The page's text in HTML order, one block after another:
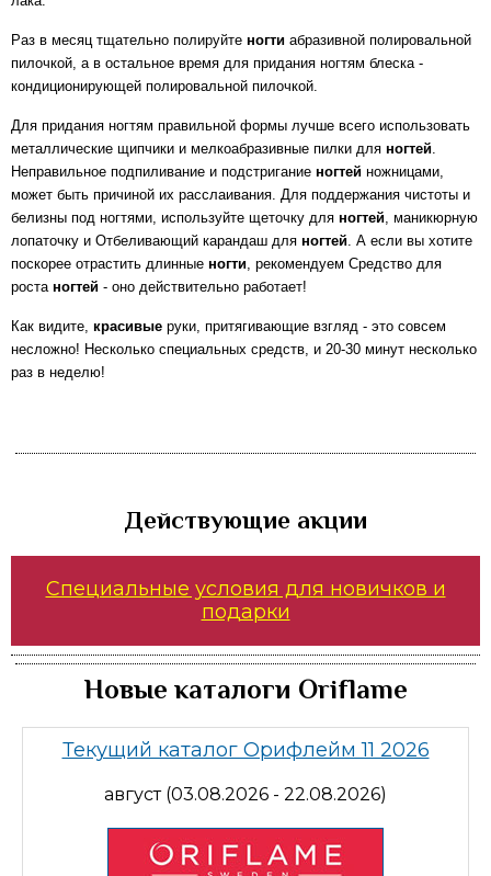
Раз в месяц тщательно полируйте ногти абразивной полировальной
пилочкой, а в остальное время для придания ногтям блеска -
кондиционирующей полировальной пилочкой.
Для придания ногтям правильной формы лучше всего использовать
металлические щипчики и мелкоабразивные пилки для ногтей.
Неправильное подпиливание и подстригание ногтей ножницами,
может быть причиной их расслаивания. Для поддержания чистоты и
белизны под ногтями, используйте щеточку для ногтей, маникюрную
лопаточку и Отбеливающий карандаш для ногтей. А если вы хотите
поскорее отрастить длинные ногти, рекомендуем Средство для
роста ногтей - оно действительно работает!
Как видите, красивые руки, притягивающие взгляд - это совсем
несложно! Несколько специальных средств, и 20-30 минут несколько
раз в неделю!
Действующие акции
Специальные условия для новичков и
подарки
Новые каталоги Oriflame
Текущий каталог Орифлейм 11 2026
август (03.08.2026 - 22.08.2026)